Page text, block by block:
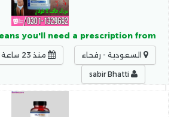
you'll need a prescription from
السعودية - رفحاء منذ 23 ساعة